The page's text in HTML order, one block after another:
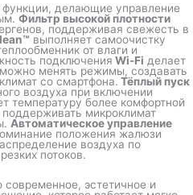
делающие управление
Фильтр высокой плотности
поддерживая свежесть в
выполняет самоочистку
от влаги и
подключения Wi-Fi делает
менять режимы, создавать
со смартфона. Тёплый пуск
воздуха при включении
температуру более комфортной
поддерживать микроклимат
Автоматическое управление
положения жалюзи
воздуха по
потоков.
современное, эстетичное и